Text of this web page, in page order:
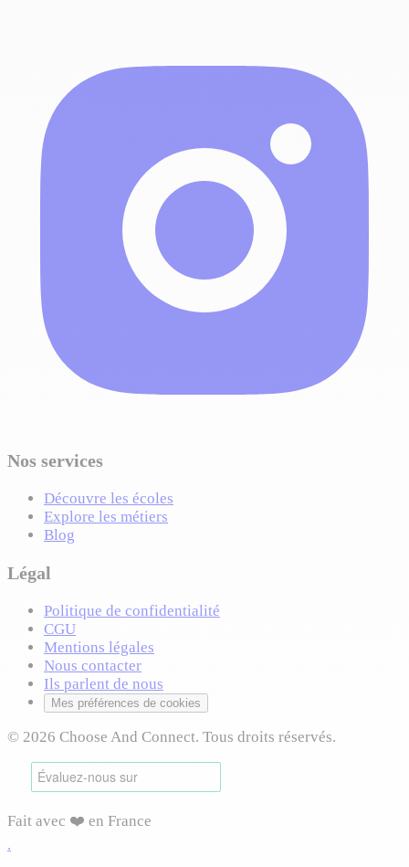
Nos services
Découvre les écoles
Explore les métiers
Blog
Légal
Politique de confidentialité
CGU
Mentions légales
Nous contacter
Ils parlent de nous
Mes préférences de cookies
© 2026 Choose And Connect. Tous droits réservés.
Fait avec ❤️ en France
.